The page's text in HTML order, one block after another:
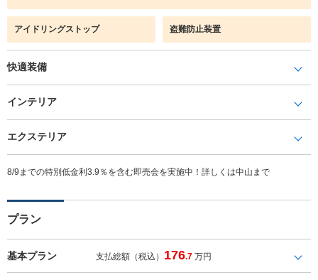
アイドリングストップ 盗難防止装置
快適装備
インテリア
エクステリア
8/9までの特別低金利3.9％を含む即売会を実施中！詳しくは中山まで
プラン
基本プラン 支払総額（税込） 176.7 万円